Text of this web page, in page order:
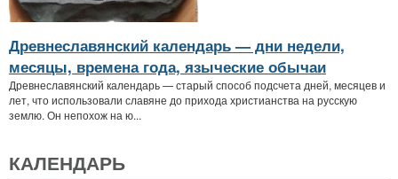
Древнеславянский календарь — дни недели,
месяцы, времена года, языческие обычаи
Древнеславянский календарь — старый способ подсчета дней, месяцев и
лет, что использовали славяне до прихода христианства на русскую
землю. Он непохож на ю...
КАЛЕНДАРЬ